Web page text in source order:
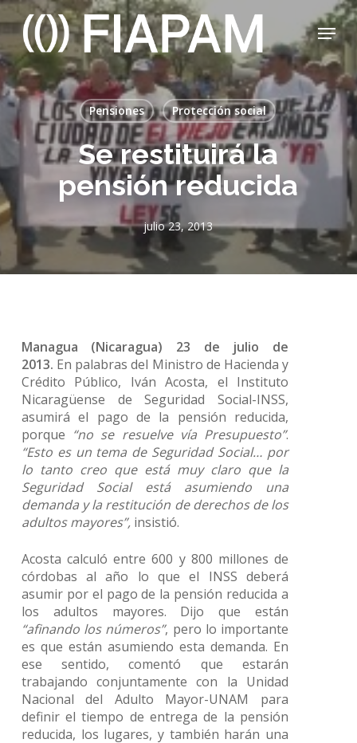
Skip
to
main
content
Menu
Pensiones Protección social
Se restituirá la
pensión reducida
julio 23, 2013
Managua (Nicaragua) 23 de julio de
2013. En palabras del Ministro de Hacienda y
Crédito Público, Iván Acosta, el Instituto
Nicaragüense de Seguridad Social-INSS,
asumirá el pago de la pensión reducida,
porque “no se resuelve vía Presupuesto”.
“Esto es un tema de Seguridad Social… por
lo tanto creo que está muy claro que la
Seguridad Social está asumiendo una
demanda y la restitución de derechos de los
adultos mayores”,insistió.
Acosta calculó entre 600 y 800 millones de
córdobas al año lo que el INSS deberá
asumir por el pago de la pensión reducida a
los adultos mayores. Dijo que están
“afinando los números”, pero lo importante
es que están asumiendo esta demanda. En
ese sentido, comentó que estarán
trabajando conjuntamente con la Unidad
Nacional del Adulto Mayor-UNAM para
definir el tiempo de entrega de la pensión
reducida, los lugares, y también harán una
Close
Menu